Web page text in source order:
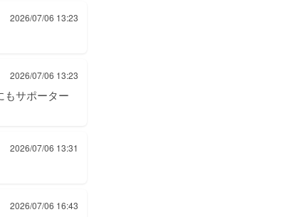
2026/07/06 13:23
2026/07/06 13:23
もサポーター
2026/07/06 13:31
2026/07/06 16:43